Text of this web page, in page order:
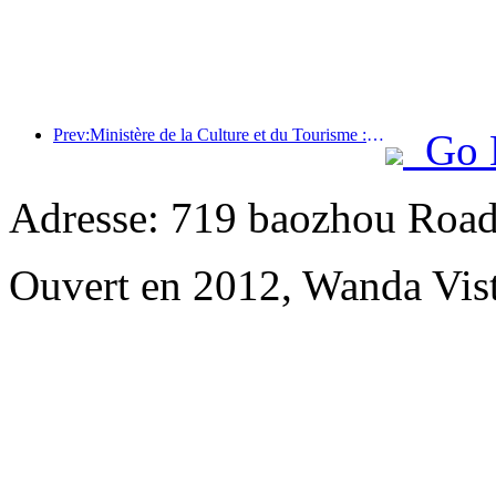
Prev:Ministère de la Culture et du Tourisme : Lancement de 22 activités thématiques réparties dans 7 grandes régions
Go
Adresse: 719 baozhou
Ouvert en 2012, Wanda